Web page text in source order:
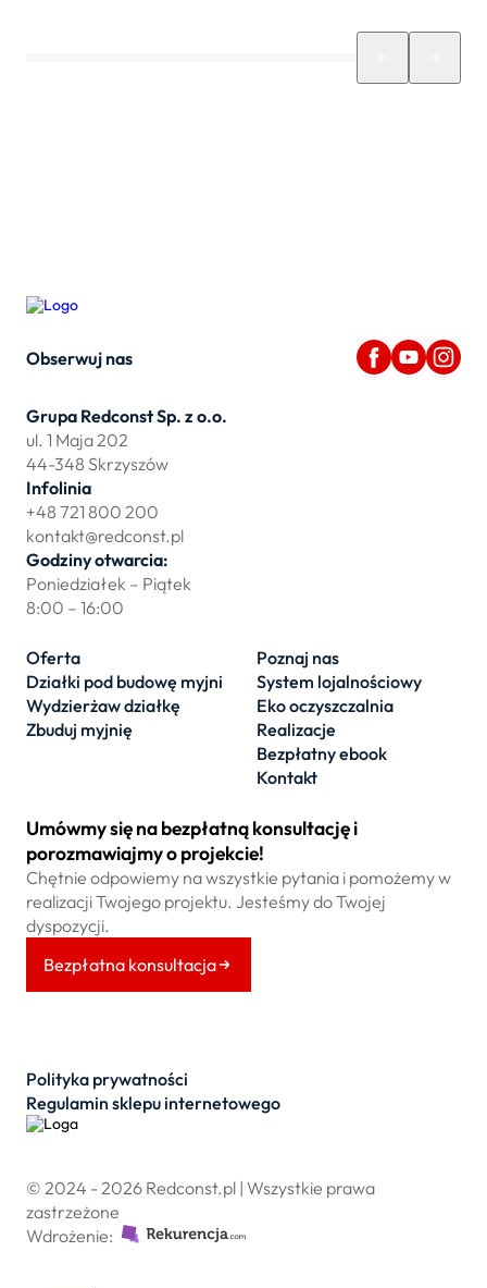
Obserwuj nas
Grupa Redconst Sp. z o.o.
ul. 1 Maja 202
44-348 Skrzyszów
Infolinia
+48 721 800 200
kontakt@redconst.pl
Godziny otwarcia:
Poniedziałek – Piątek
8:00 – 16:00
Oferta
Działki pod budowę myjni
Wydzierżaw działkę
Zbuduj myjnię
Poznaj nas
System lojalnościowy
Eko oczyszczalnia
Realizacje
Bezpłatny ebook
Kontakt
Umówmy się na bezpłatną konsultację i
porozmawiajmy o projekcie!
Chętnie odpowiemy na wszystkie pytania i pomożemy w
realizacji Twojego projektu. Jesteśmy do Twojej
dyspozycji.
Bezpłatna konsultacja
Polityka prywatności
Regulamin sklepu internetowego
© 2024 - 2026 Redconst.pl | Wszystkie prawa
zastrzeżone
Wdrożenie: